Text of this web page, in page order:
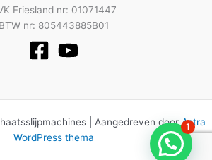
Friesland nr: 01071447
BTW nr: 805443885B01
| Aangedreven doorAstra
WordPress thema
1